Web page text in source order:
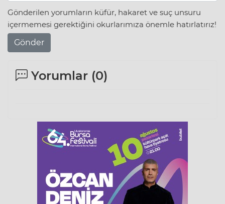
Gönderilen yorumların küfür, hakaret ve suç unsuru
içermemesi gerektiğini okurlarımıza önemle hatırlatırız!
Gönder
Yorumlar (0)